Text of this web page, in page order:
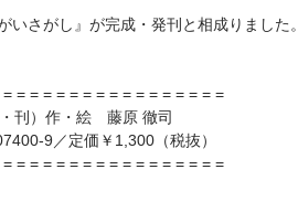
さがし』が完成・発刊と相成りました。
= = = = = = = = = = = = = = = =
刊）作・絵　藤原 徹司
9／定価￥1,300（税抜）
= = = = = = = = = = = = = = = =